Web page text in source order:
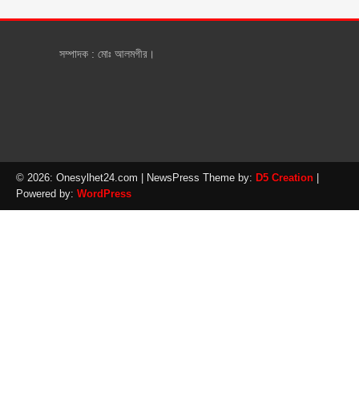
সম্পাদক : মোঃ আলমগীর।
© 2026: Onesylhet24.com | NewsPress Theme by: D5 Creation
Powered by: WordPress